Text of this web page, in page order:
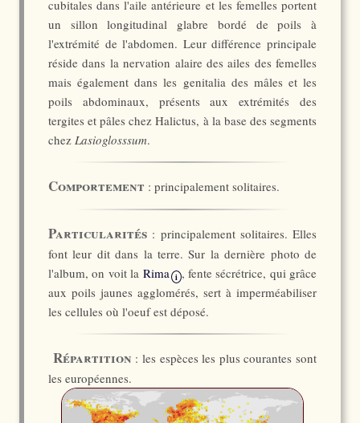
cubitales dans l'aile antérieure et les femelles portent
un sillon longitudinal glabre bordé de poils à
l'extrémité de l'abdomen. Leur différence principale
réside dans la nervation alaire des ailes des femelles
mais également dans les genitalia des mâles et les
poils abdominaux, présents aux extrémités des
tergites et pâles chez Halictus, à la base des segments
chez Lasioglosssum.
Comportement : principalement solitaires.
Particularités : principalement solitaires. Elles
font leur dit dans la terre. Sur la dernière photo de
l'album, on voit la Rima i , fente sécrétrice, qui grâce
aux poils jaunes agglomérés, sert à imperméabiliser
les cellules où l'oeuf est déposé.
Répartition : les espèces les plus courantes sont
les européennes.